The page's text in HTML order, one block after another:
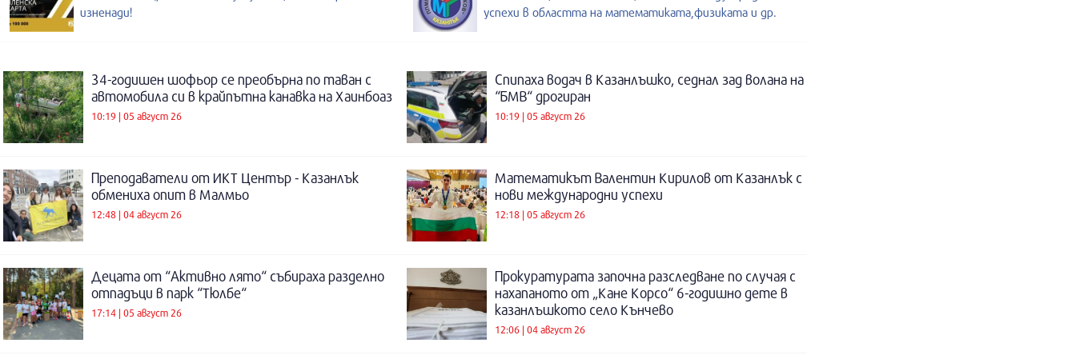
изненади!
успехи в областта на математиката,физиката и др.
34-годишен шофьор се преобърна по таван с
автомобила си в крайпътна канавка на Хаинбоаз
10:19 | 05 август 26
Спипаха водач в Казанлъшко, седнал зад волана на
“БМВ“ дрогиран
10:19 | 05 август 26
Преподаватели от ИКТ Център - Казанлък
обмениха опит в Малмьо
12:48 | 04 август 26
Математикът Валентин Кирилов от Казанлък с
нови международни успехи
12:18 | 05 август 26
Децата от “Активно лято“ събираха разделно
отпадъци в парк “Тюлбе“
17:14 | 05 август 26
Прокуратурата започна разследване по случая с
нахапаното от „Кане Корсо“ 6-годишно дете в
казанлъшкото село Кънчево
12:06 | 04 август 26